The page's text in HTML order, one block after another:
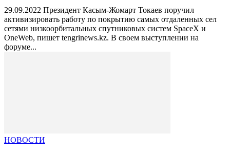
29.09.2022 Президент Касым-Жомарт Токаев поручил
активизировать работу по покрытию самых отдаленных сел
сетями низкоорбитальных спутниковых систем SpaceX и
OneWeb, пишет tengrinews.kz. В своем выступлении на
форуме...
НОВОСТИ